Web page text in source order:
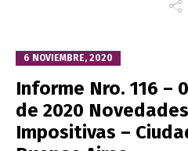
6 NOVIEMBRE, 2020
Informe Nro. 116 –
de 2020
Impositivas –